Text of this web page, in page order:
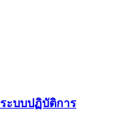
ะบบปฏิบัติการ